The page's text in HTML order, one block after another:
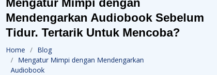
Mengatur Mimpi dengan
Mendengarkan Audiobook Sebelum
Tidur. Tertarik Untuk Mencoba?
Home
Blog
Mengatur Mimpi dengan Mendengarkan
Audiobook